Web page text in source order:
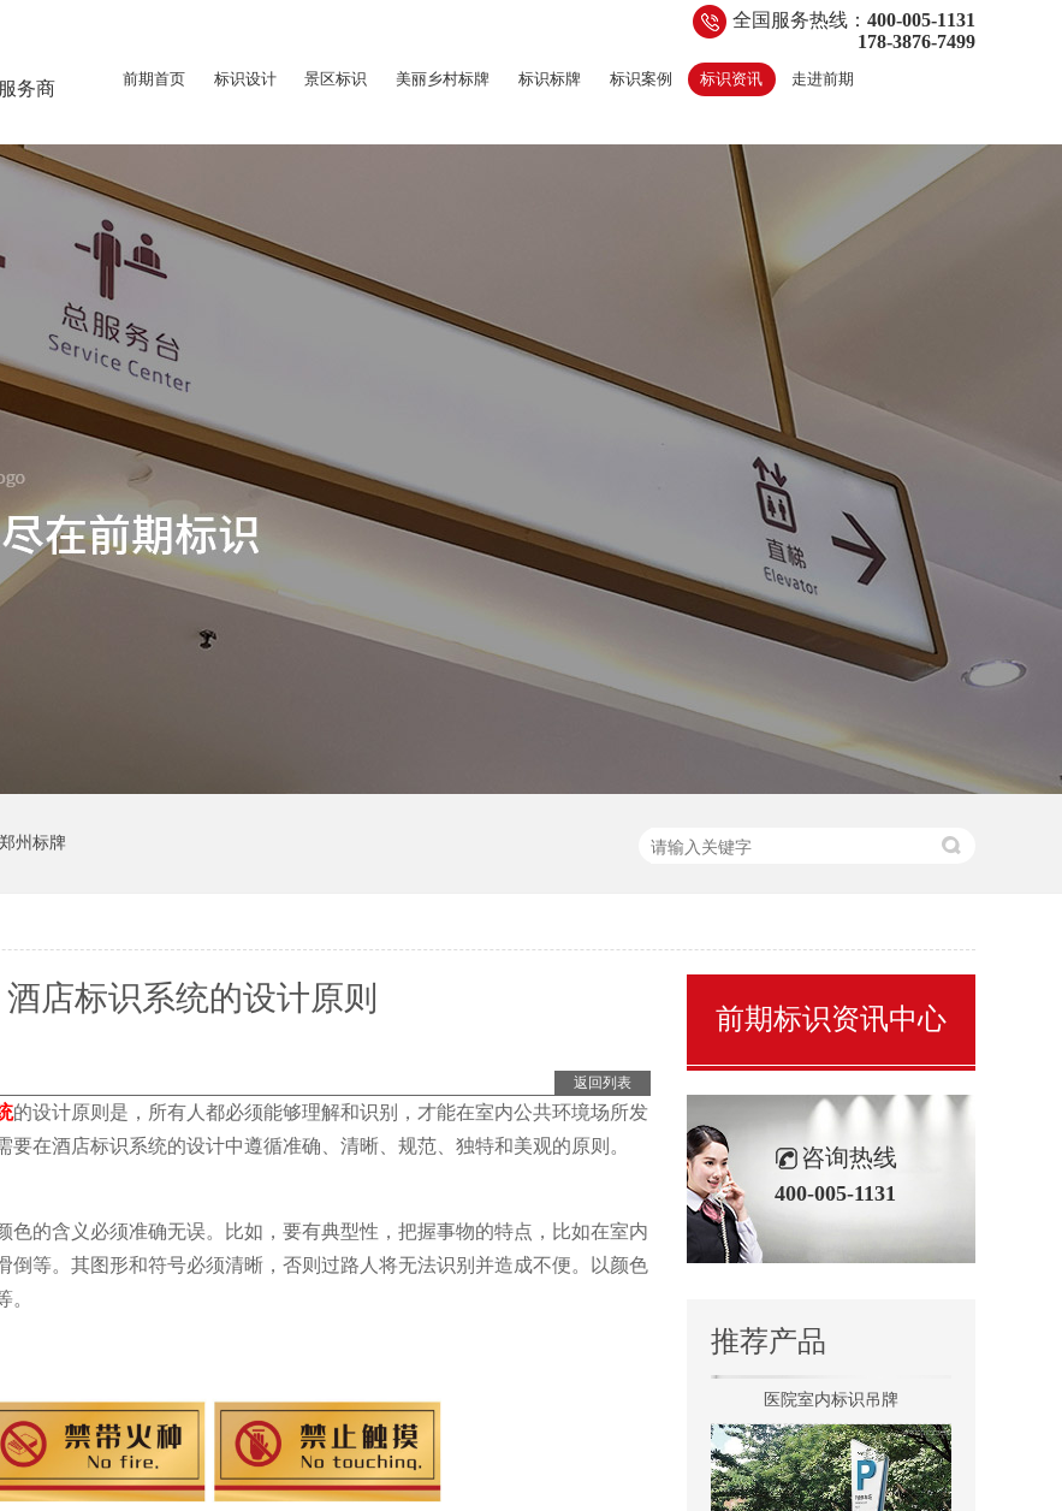
务商
全国服务热线： 400-005-1131
178-3876-7499
前期首页 标识设计 景区标识 美丽乡村标牌 标识标牌 标识案例 标识资讯 走进前期
郑州标牌
店标识系统的设计原则
返回列表
的设计原则是，所有人都必须能够理解和识别，才能在室内公共环境场所发
在酒店标识系统的设计中遵循准确、清晰、规范、独特和美观的原则。
的含义必须准确无误。比如，要有典型性，把握事物的特点，比如在室内
等。其图形和符号必须清晰，否则过路人将无法识别并造成不便。以颜色
。
前期标识资讯中心
咨询热线
400-005-1131
推荐产品